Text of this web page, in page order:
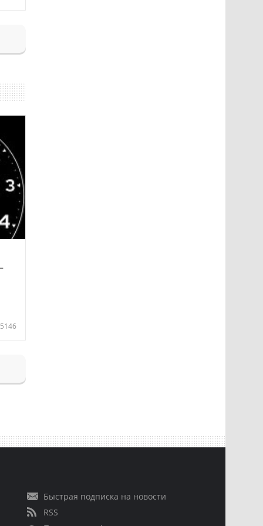
5146
Быстрая подписка на новости
RSS